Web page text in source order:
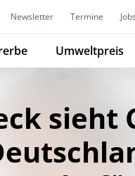
Newsletter Termine Jobs
Umweltpreis
sieht